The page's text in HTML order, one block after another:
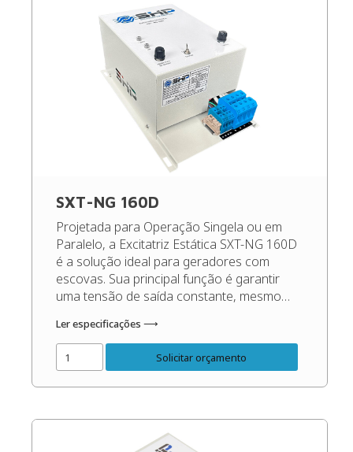
SXT-NG 160D
Projetada para Operação Singela ou em
Paralelo, a Excitatriz Estática SXT-NG 160D
é a solução ideal para geradores com
escovas. Sua principal função é garantir
uma tensão de saída constante, mesmo
maximizando o desempenho e protegendo
os seus equipamentos. (Recomendado
para geradores de até 450 Kva). Código do
[…]
Ler especificações ⟶
Solicitar orçamento